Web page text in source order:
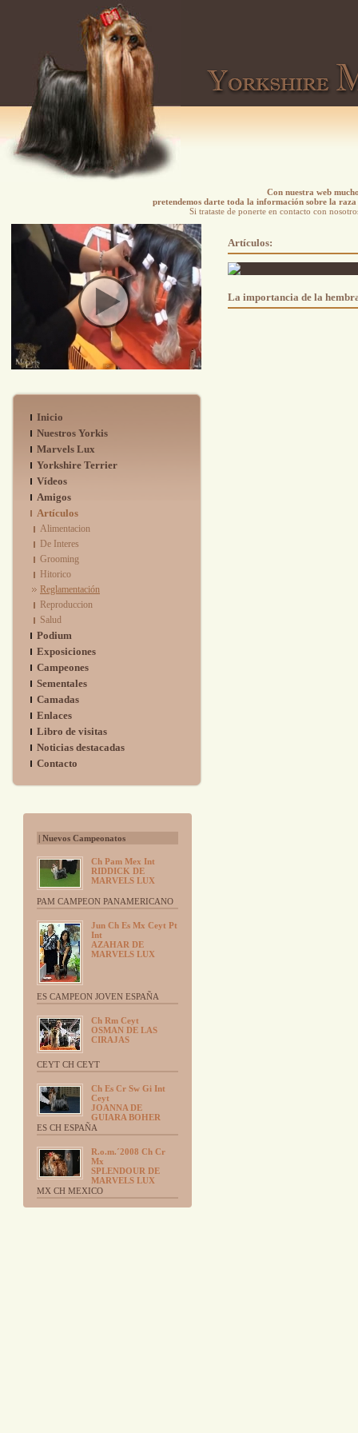
Con nuestra web
pretendemos darte toda la información sobre la
Si trataste de ponerte en contacto con
Inicio
Nuestros Yorkis
Marvels Lux
Yorkshire Terrier
Vídeos
Amigos
Artículos
Alimentacion
De Interes
Grooming
Hitorico
Reglamentación
Reproduccion
Salud
Podium
Exposiciones
Campeones
Sementales
Camadas
Enlaces
Libro de visitas
Noticias destacadas
Contacto
| Nuevos Campeonatos
Ch Pam Mex Int
RIDDICK DE
MARVELS LUX
PAM CAMPEON PANAMERICANO
Jun Ch Es Mx Ceyt Pt
Int
AZAHAR DE
MARVELS LUX
ES CAMPEON JOVEN ESPAÑA
Ch Rm Ceyt
OSMAN DE LAS
CIRAJAS
CEYT CH CEYT
Ch Es Cr Sw Gi Int
Ceyt
JOANNA DE
GUIARA BOHER
ES CH ESPAÑA
R.o.m.´2008 Ch Cr
Mx
SPLENDOUR DE
MARVELS LUX
MX CH MEXICO
Artículos:
La importancia de la